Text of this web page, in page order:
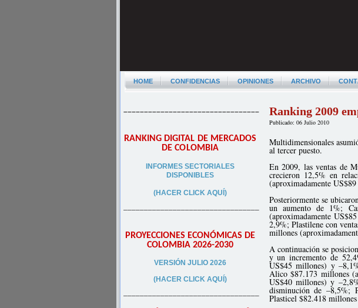
HOME CONFIDENCIAS OPINIONES ARCHIVO
–––––––––––––––––––––––––––––––––
RANKING DIGITAL DE MERCADOS
DE COLOMBIA
INFORMES SECTORIALES
DISPONIBLES
(HACER CLICK AQUÍ)
–––––––––––––––––––––––––––––––––
PROYECCIONES ECONÓMICAS DE
COLOMBIA 2026-2030
VERSIÓN JULIO 2026
(HACER CLICK AQUÍ)
–––––––––––––––––––––––––––––––––
Ranking 2009
Publicado: 06 Julio 2010
Multidimensionales
al tercer puesto.
En 2009, las ventas de
crecieron 12,5% en
(aproximadamente
Posteriormente se
un aumento de 1%;
(aproximadamente
2,9%; Plastilene con
millones
A continuación se
y un incremento de
US$45 millones) y
Alico $87.173 millones
US$40 millones) y
disminución de –8,5%;
Plasticel $82.418